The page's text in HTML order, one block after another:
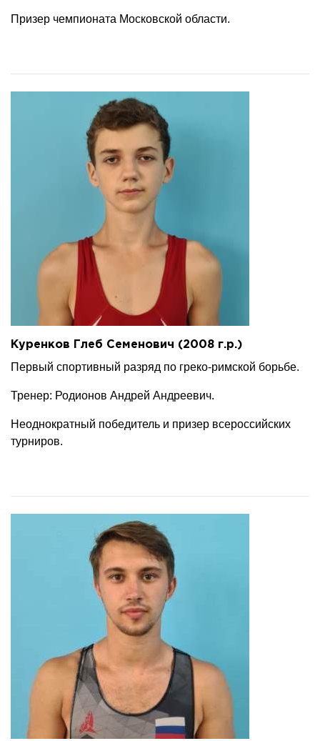
Призер чемпионата Московской области.
Куренков Глеб Семенович (2008 г.р.)
Первый спортивный разряд по греко-римской борьбе.
Тренер: Родионов Андрей Андреевич.
Неоднократный победитель и призер всероссийских
турниров.